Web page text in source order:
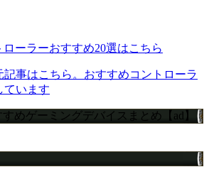
ローラーおすすめ20選はこちら
記事はこちら。おすすめコントローラ
ています
めゲーミングデバイスまとめ【ad】